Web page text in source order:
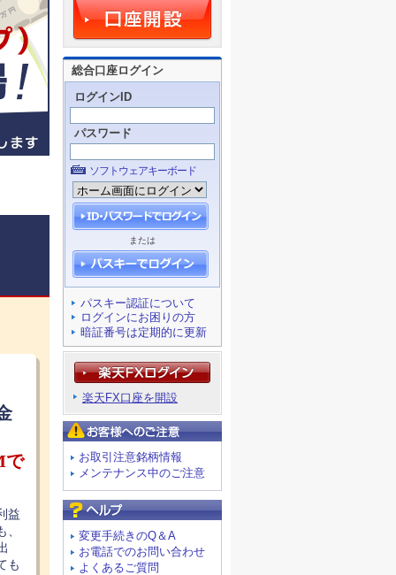
で
益
も
総合口座ログイン
ログインID
パスワード
ソフトウェアキーボード
または
パスキー認証について
ログインにお困りの方
暗証番号は定期的に更新
楽天FX口座を開設
お取引注意銘柄情報
メンテナンス中のご注意
変更手続きのQ＆A
お電話でのお問い合わせ
よくあるご質問